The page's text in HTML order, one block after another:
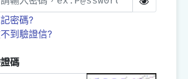
密碼?
到驗證信?
碼